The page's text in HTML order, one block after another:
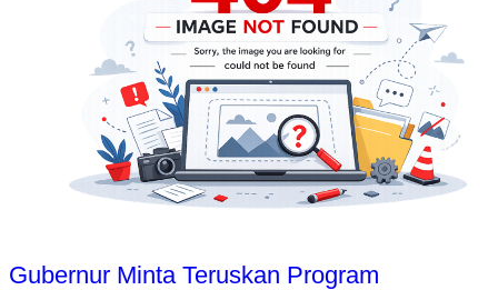
Gubernur Minta Teruskan Program